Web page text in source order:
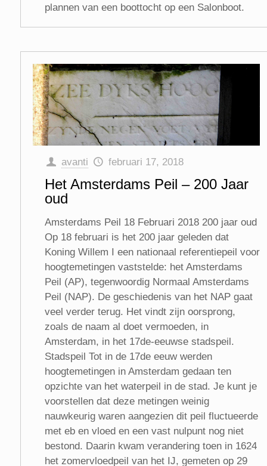
plannen van een boottocht op een Salonboot.
avanti februari 17, 2018
Het Amsterdams Peil – 200 Jaar
oud
Amsterdams Peil 18 Februari 2018 200 jaar oud
Op 18 februari is het 200 jaar geleden dat
Koning Willem I een nationaal referentiepeil voor
hoogtemetingen vaststelde: het Amsterdams
Peil (AP), tegenwoordig Normaal Amsterdams
Peil (NAP). De geschiedenis van het NAP gaat
veel verder terug. Het vindt zijn oorsprong,
zoals de naam al doet vermoeden, in
Amsterdam, in het 17de-eeuwse stadspeil.
Stadspeil Tot in de 17de eeuw werden
hoogtemetingen in Amsterdam gedaan ten
opzichte van het waterpeil in de stad. Je kunt je
voorstellen dat deze metingen weinig
nauwkeurig waren aangezien dit peil fluctueerde
met eb en vloed en een vast nulpunt nog niet
bestond. Daarin kwam verandering toen in 1624
het zomervloedpeil van het IJ, gemeten op 29